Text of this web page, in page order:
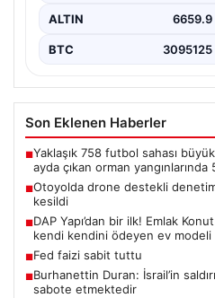
ALTIN 6659.9
BTC 3095125
Son Eklenen Haberler
■Yaklaşık 758 futbol sahası
ayda çıkan orman
■Otoyolda drone destekli
kesildi
■DAP Yapı’dan bir ilk! Emlak
kendi kendini ödeyen ev modeli
■Fed faizi sabit tuttu
■Burhanettin Duran: İsrail’in
sabote etmektedir